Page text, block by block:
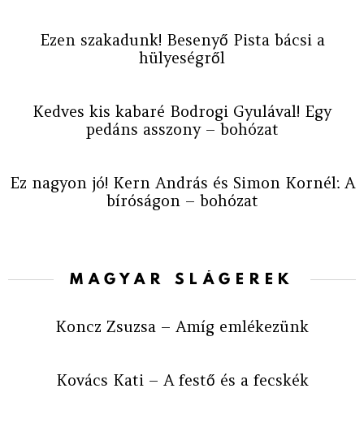
Ezen szakadunk! Besenyő Pista bácsi a
hülyeségről
Kedves kis kabaré Bodrogi Gyulával! Egy
pedáns asszony – bohózat
Ez nagyon jó! Kern András és Simon Kornél: A
bíróságon – bohózat
MAGYAR SLÁGEREK
Koncz Zsuzsa – Amíg emlékezünk
Kovács Kati – A festő és a fecskék